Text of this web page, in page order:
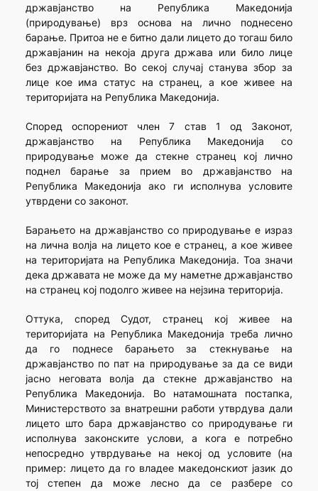
државјанство на Република Македонија
(природување) врз основа на лично поднесено
барање. Притоа не е битно дали лицето до тогаш било
државјанин на некоја друга држава или било лице
без државјанство. Во секој случај станува збор за
лице кое има статус на странец, а кое живее на
територијата на Република Македонија.
Според оспорениот член 7 став 1 од Законот,
државјанство на Република Македонија со
природување може да стекне странец кој лично
поднел барање за прием во државјанство на
Република Македонија ако ги исполнува условите
утврдени со законот.
Барањето на државјанство со природување е израз
на лична волја на лицето кое е странец, а кое живее
на територијата на Република Македонија. Тоа значи
дека државата не може да му наметне државјанство
на странец кој подолго живее на нејзина територија.
Оттука, според Судот, странец кој живее на
територијата на Република Македонија треба лично
да го поднесе барањето за стекнување на
државјанство по пат на природување за да се види
јасно неговата волја да стекне државјанство на
Република Македонија. Во натамошната постапка,
Министерството за внатрешни работи утврдува дали
лицето што бара државјанство со природување ги
исполнува законските услови, а кога е потребно
непосредно утврдување на некој од условите (на
пример: лицето да го владее македонскиот јазик до
тој степен да може лесно да се разбере со